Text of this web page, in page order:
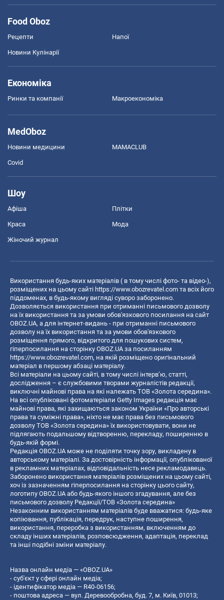
Food Oboz
Рецепти Напої
Новини Кулінарії
Економіка
Ринки та компанії Макроекономіка
MedOboz
Новини медицини MAMACLUB
Covid
Шоу
Афіша Плітки
Краса Мода
Жіночий журнал
Використання будь-яких матеріалів ( в тому числі фото- та відео-),
розміщених на цьому сайті https://www.obozrevatel.com та всіх його
піддоменах, в будь-якому вигляді суворо заборонено.
Дозволяється використання при отриманні письмового дозволу
на їх використання та за умови обов'язкового посилання на сайт
OBOZ.UA, а для інтернет-видань - при отриманні письмового
дозволу на їх використання та за умови обов'язкового
розміщення прямого, відкритого для пошукових систем,
гіперпосилання на сторінку OBOZ.UA за посиланням
https://www.obozrevatel.com, на якій розміщено оригінальний
матеріал в першому абзаці матеріалу.
Всі матеріали на цьому сайті, в тому числі інтерв’ю, статті,
дослідження – є службовими творами журналістів редакції,
виключні майнові права на які належать ТОВ «Золота середина».
На всі опубліковані фотоматеріали Getty Images редакція має
майнові права, які захищаються законом України «Про авторські
права та суміжні права», ніхто не має права без письмового
дозволу ТОВ «Золота середина» їх використовувати, вони не
підлягають подальшому відтворенню, перекладу, поширенню в
будь-якій формі.
Редакція OBOZ.UA може не поділяти точку зору, викладену в
авторському матеріалі. За достовірність інформації, опублікованої
в рекламних матеріалах, відповідальність несе рекламодавець.
Заборонено використання матеріалів розміщених на цьому сайті,
хоч із зазначенням гіперпосилання на сторінку цього сайту,
логотипу OBOZ.UA або будь-якого іншого згадування, але без
письмового дозволу Редакції/ТОВ «Золота середина»
Незаконним використанням матеріалів буде вважатися: будь-яке
копiювання, публiкацiя, передрук, наступне поширення,
використання, переробка з використанням, включенням до
складу інших матеріалів, розповсюдження, адаптація, переклад
та інші подібні зміни матеріалу.
Назва онлайн медіа — «OBOZ.UA»
- суб'єкт у сфері онлайн медіа;
- ідентифікатор медіа — R40-06156;
- поштова адреса — вул. Деревообробна, буд. 7, м. Київ, 01013;